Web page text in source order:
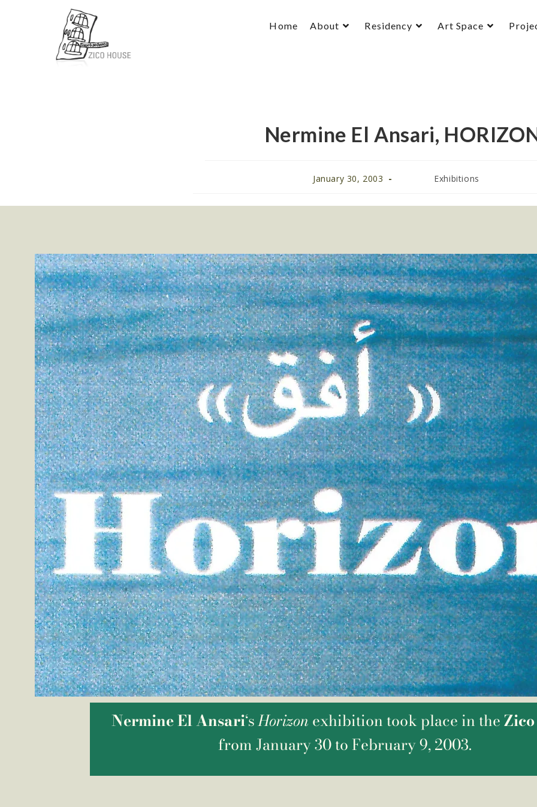
Home About Residency Art Space
Nermine El Ansari,
January 30, 2003 Exhibitions
Nermine El Ansari‘sHorizonexhibition took place in the
from January 30 to February 9, 2003.